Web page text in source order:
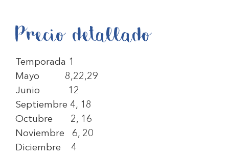
Precio detallado
Temporada 1
Mayo 8,22,29
Junio 12
Septiembre 4, 18
Octubre 2, 16
Noviembre 6, 20
Diciembre 4